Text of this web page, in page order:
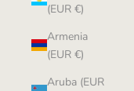
(EUR €)
Armenia
(EUR €)
Aruba (EUR